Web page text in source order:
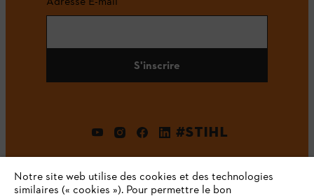
S'inscrire
#STIHL
Notre site web utilise des cookies et des technologies
similaires (« cookies »). Pour permettre le bon